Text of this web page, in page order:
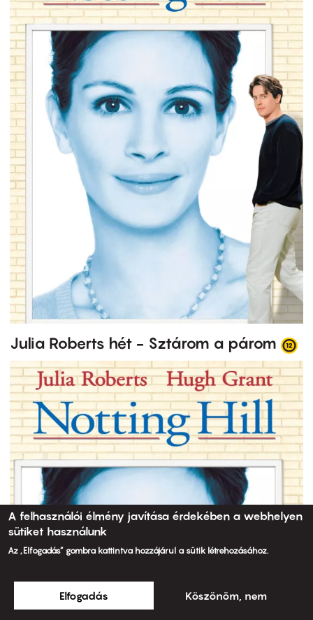
Julia Roberts hét - Sztárom a párom
A felhasználói élmény javítása érdekében a webhelyen
sütiket használunk
Az „Elfogadás” gombra kattintva hozzájárul a sütik létrehozásához.
Elfogadás Köszönöm, nem